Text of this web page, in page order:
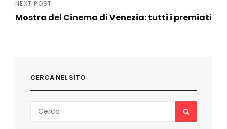
Post
NEXT POST
Mostra del Cinema di Venezia: tutti i premiati
CERCA NEL SITO
Search
for:
SEARCH